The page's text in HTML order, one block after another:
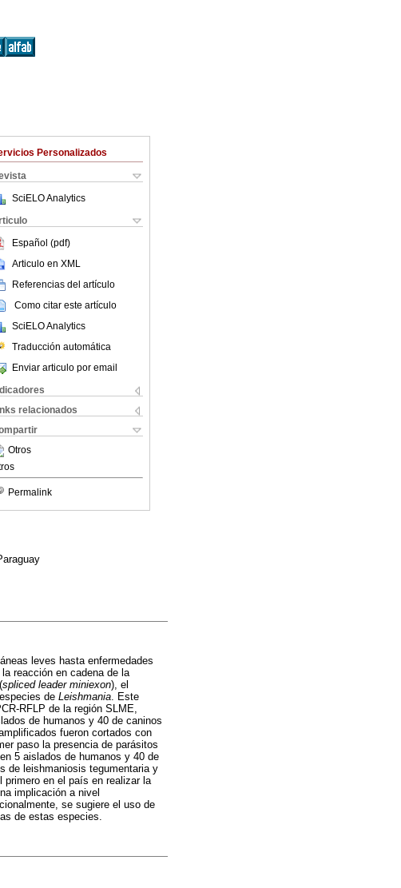
Personalizados
SciELO Analytics
Español (pdf)
Articulo en XML
Referencias del artículo
Como citar este artículo
SciELO Analytics
Traducción automática
Enviar articulo por email
relacionados
Otros
Permalink
leves hasta enfermedades
reacción en cadena de la
spliced leader miniexon), el
de Leishmania. Este
RFLP de la región SLME,
de humanos y 40 de caninos
fueron cortados con
paso la presencia de parásitos
en 5 aislados de humanos y 40 de
de leishmaniosis tegumentaria y
en el país en realizar la
implicación a nivel
se sugiere el uso de
de estas especies.